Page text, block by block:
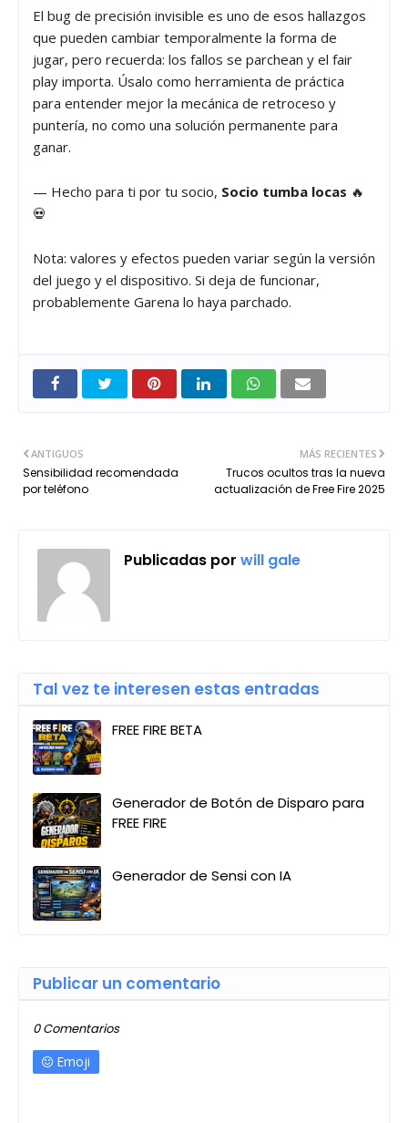
El bug de precisión invisible es uno de esos hallazgos
que pueden cambiar temporalmente la forma de
jugar, pero recuerda: los fallos se parchean y el fair
play importa. Úsalo como herramienta de práctica
para entender mejor la mecánica de retroceso y
puntería, no como una solución permanente para
ganar.
— Hecho para ti por tu socio, Socio tumba locas 🔥
💀
Nota: valores y efectos pueden variar según la versión
del juego y el dispositivo. Si deja de funcionar,
probablemente Garena lo haya parchado.
MÁS RECIENTES
Trucos ocultos tras la nueva
actualización de Free Fire 2025
ANTIGUOS
Sensibilidad recomendada
por teléfono
Publicadas por will gale
Tal vez te interesen estas entradas
FREE FIRE BETA
Generador de Botón de Disparo para
FREE FIRE
Generador de Sensi con IA
Publicar un comentario
0 Comentarios
Emoji